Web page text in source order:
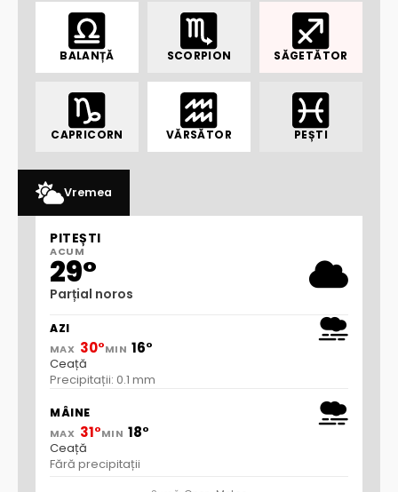
BALANȚĂ SCORPION SĂGETĂTOR
CAPRICORN VĂRSĂTOR PEȘTI
Vremea
PITEȘTI
ACUM
29°
Parțial noros
AZI
MAX 30°MIN 16°
Ceață
Precipitații: 0.1 mm
MÂINE
MAX 31°MIN 18°
Ceață
Fără precipitații